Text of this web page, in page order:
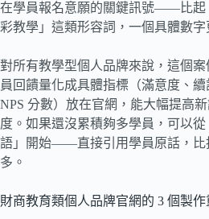
在學員報名意願的關鍵訊號——比起
彩教學」這類形容詞，一個具體數字
對所有教學型個人品牌來說，這個
員回饋量化成具體指標（滿意度、續
NPS 分數）放在官網，能大幅提高
度。如果還沒累積夠多學員，可以
語」開始——直接引用學員原話，比
多。
財商教育類個人品牌官網的 3 個製作